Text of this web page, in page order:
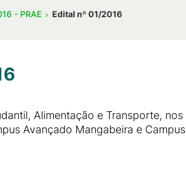
- PRAE Edital nº 01/2016
Alimentação e Transporte,
Avançado Mangabeira e